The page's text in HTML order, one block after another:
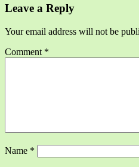
Leave a Reply
Your email address will not be
Comment *
Name *